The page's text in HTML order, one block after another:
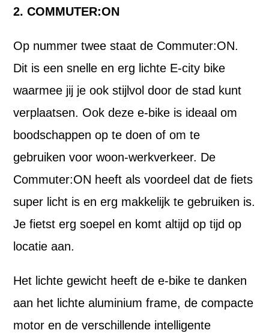
2. COMMUTER:ON
Op nummer twee staat de Commuter:ON.
Dit is een snelle en erg lichte E-city bike
waarmee jij je ook stijlvol door de stad kunt
verplaatsen. Ook deze e-bike is ideaal om
boodschappen op te doen of om te
gebruiken voor woon-werkverkeer. De
Commuter:ON heeft als voordeel dat de fiets
super licht is en erg makkelijk te gebruiken is.
Je fietst erg soepel en komt altijd op tijd op
locatie aan.
Het lichte gewicht heeft de e-bike te danken
aan het lichte aluminium frame, de compacte
motor en de verschillende intelligente